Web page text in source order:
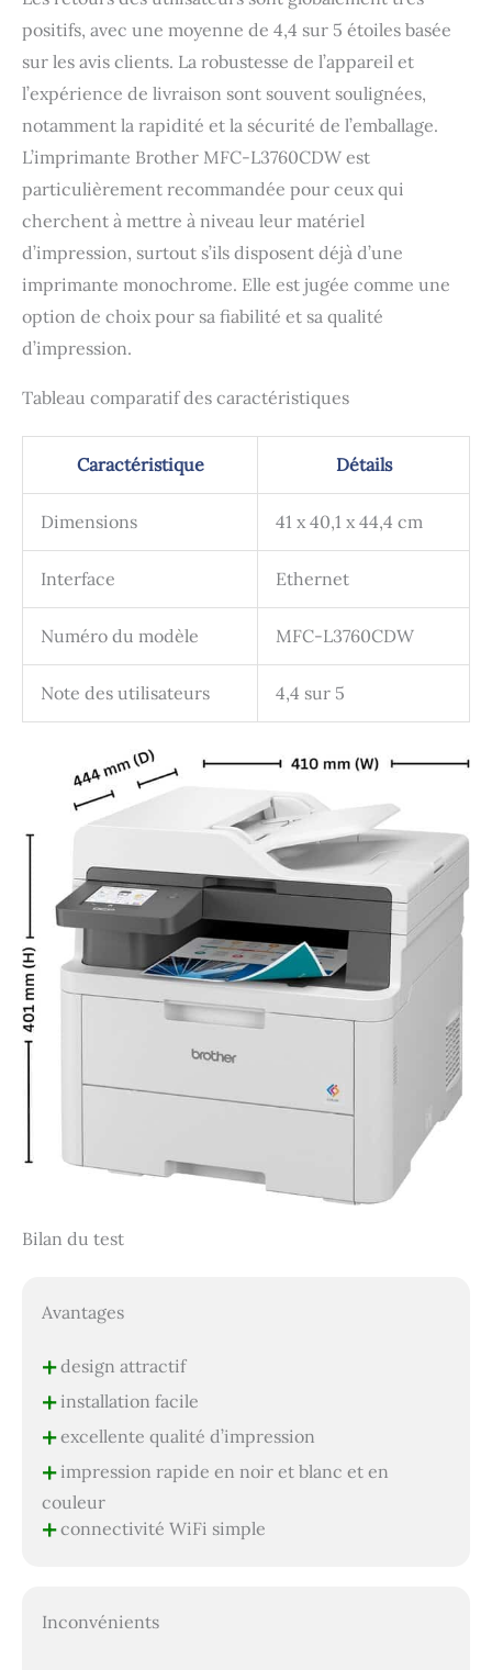
positifs, avec une moyenne de 4,4 sur 5 étoiles basée
sur les avis clients. La robustesse de l’appareil et
l’expérience de livraison sont souvent soulignées,
notamment la rapidité et la sécurité de l’emballage.
L’imprimante Brother MFC-L3760CDW est
particulièrement recommandée pour ceux qui
cherchent à mettre à niveau leur matériel
d’impression, surtout s’ils disposent déjà d’une
imprimante monochrome. Elle est jugée comme une
option de choix pour sa fiabilité et sa qualité
d’impression.
Tableau comparatif des caractéristiques
Caractéristique Détails
Dimensions 41 x 40,1 x 44,4 cm
Interface Ethernet
Numéro du modèle MFC-L3760CDW
Note des utilisateurs 4,4 sur 5
Bilan du test
Avantages
+design attractif
+installation facile
+excellente qualité d’impression
+impression rapide en noir et blanc et en
couleur
+connectivité WiFi simple
Inconvénients